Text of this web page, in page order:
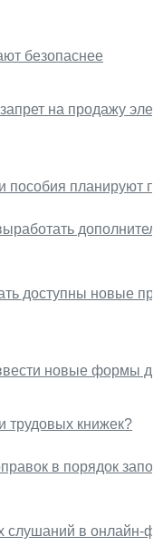
безопаснее
на продажу
планируют
доступны новые
новые формы
трудовых книжек?
в порядок
в онлайн-